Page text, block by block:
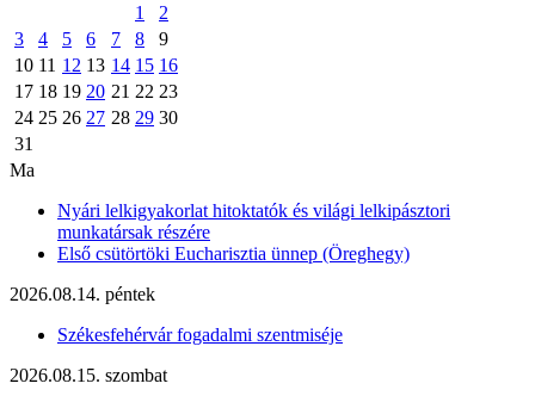
1
2
3
4 5 6 7 8
9
10 11 12 13 14 15 16
17 18 19 20 21 22 23
24 25 26 27 28 29 30
31
Ma
Nyári lelkigyakorlat hitoktatók és világi lelkipásztori
munkatársak részére
Első csütörtöki Eucharisztia ünnep (Öreghegy)
2026.08.14. péntek
Székesfehérvár fogadalmi szentmiséje
2026.08.15. szombat